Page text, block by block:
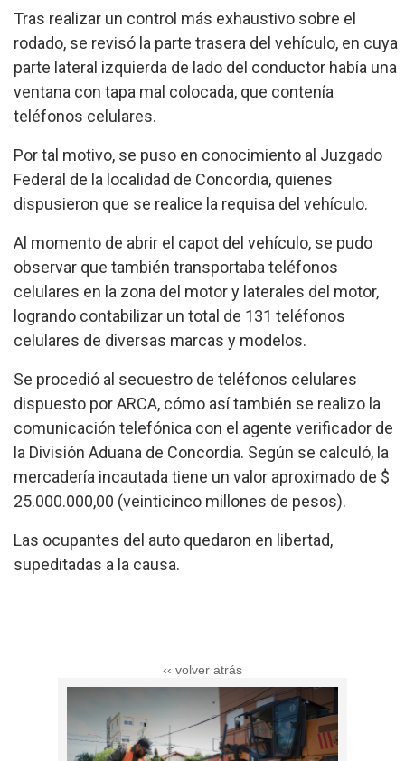
Tras realizar un control más exhaustivo sobre el
rodado, se revisó la parte trasera del vehículo, en cuya
parte lateral izquierda de lado del conductor había una
ventana con tapa mal colocada, que contenía
teléfonos celulares.
Por tal motivo, se puso en conocimiento al Juzgado
Federal de la localidad de Concordia, quienes
dispusieron que se realice la requisa del vehículo.
Al momento de abrir el capot del vehículo, se pudo
observar que también transportaba teléfonos
celulares en la zona del motor y laterales del motor,
logrando contabilizar un total de 131 teléfonos
celulares de diversas marcas y modelos.
Se procedió al secuestro de teléfonos celulares
dispuesto por ARCA, cómo así también se realizo la
comunicación telefónica con el agente verificador de
la División Aduana de Concordia. Según se calculó, la
mercadería incautada tiene un valor aproximado de $
25.000.000,00 (veinticinco millones de pesos).
Las ocupantes del auto quedaron en libertad,
supeditadas a la causa.
‹‹ volver atrás